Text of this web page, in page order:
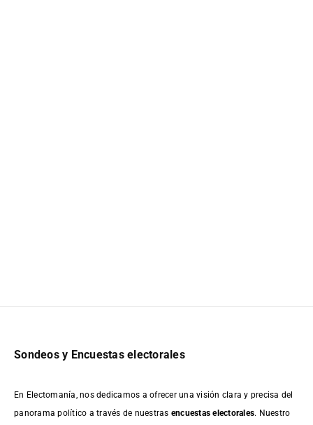
Sondeos y Encuestas electorales
En Electomanía, nos dedicamos a ofrecer una visión clara y precisa del
panorama político a través de nuestras encuestas electorales. Nuestro